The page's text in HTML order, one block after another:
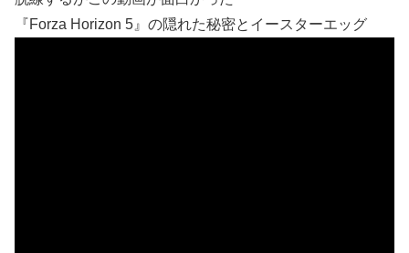
『Forza Horizo​​n 5』の隠れた秘密とイースターエッグ